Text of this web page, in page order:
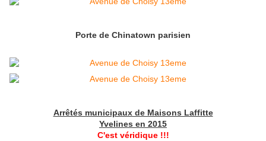
Porte de Chinatown parisien
Arrêtés municipaux de Maisons Laffitte
Yvelines en 2015
C'est véridique !!!